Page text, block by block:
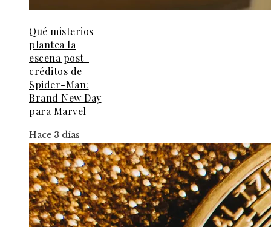
Qué misterios
plantea la
escena post-
créditos de
Spider-Man:
Brand New Day
para Marvel
Hace 3 días